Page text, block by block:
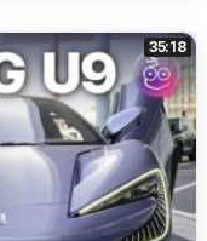
35:18